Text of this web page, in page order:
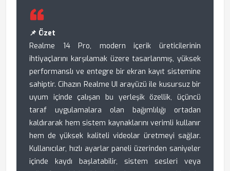
📌 Özet
Realme 14 Pro, modern içerik üreticilerinin
ihtiyaçlarını karşılamak üzere tasarlanmış, yüksek
performanslı ve entegre bir ekran kayıt sistemine
sahiptir. Cihazın Realme UI arayüzü ile kusursuz bir
uyum içinde çalışan bu yerleşik özellik, üçüncü
taraf uygulamalara olan bağımlılığı ortadan
kaldırarak hem sistem kaynaklarını verimli kullanır
hem de yüksek kaliteli videolar üretmeyi sağlar.
Kullanıcılar, hızlı ayarlar paneli üzerinden saniyeler
içinde kaydı başlatabilir, sistem sesleri veya